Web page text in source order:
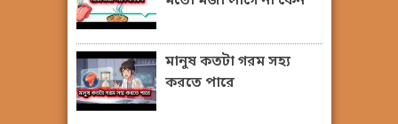
মানুষ কতটা গরম সহ্য
করতে পারে